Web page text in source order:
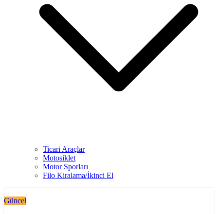
Ticari Araçlar
Motosiklet
Motor Sporları
Filo Kiralama/İkinci El
Güncel